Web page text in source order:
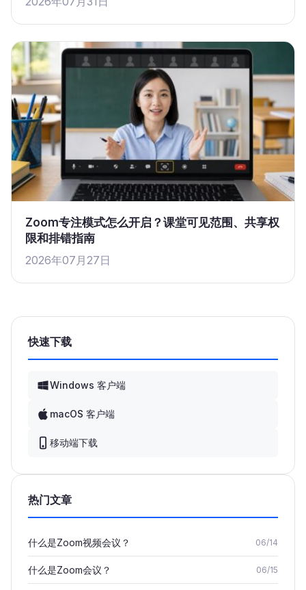
Zoom专注模式怎么开启？课堂可见范围、共享权
限和排错指南
2026年07月27日
快速下载
Windows 客户端
macOS 客户端
移动端下载
热门文章
什么是Zoom视频会议？ 06/14
什么是Zoom会议？ 06/15